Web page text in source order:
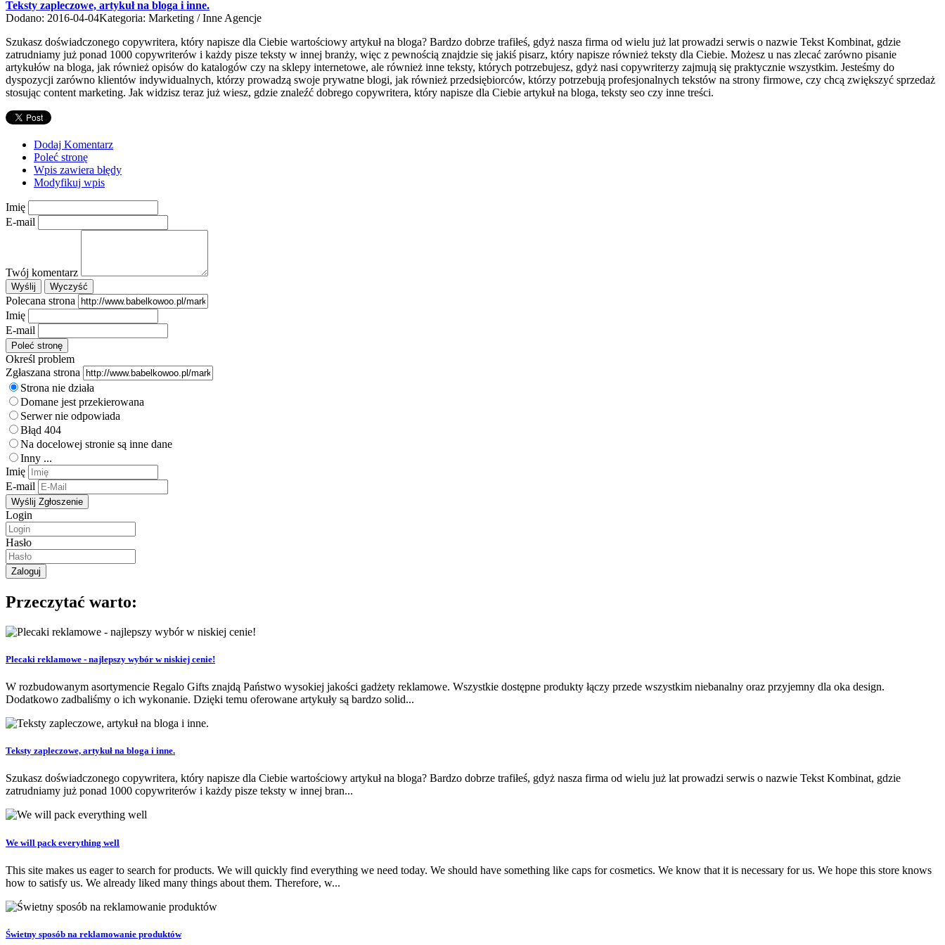
Teksty zapleczowe, artykuł na bloga i inne.
Dodano: 2016-04-04Kategoria: Marketing / Inne Agencje
Szukasz doświadczonego copywritera, który napisze dla Ciebie wartościowy artykuł na bloga? Bardzo dobrze trafiłeś, gdyż nasza firma od wielu już lat prowadzi serwis o nazwie Tekst Kombinat, gdzie
zatrudniamy już ponad 1000 copywriterów i każdy pisze teksty w innej branży, więc z pewnością znajdzie się jakiś pisarz, który napisze również teksty dla Ciebie. Możesz u nas zlecać zarówno pisanie
artykułów na bloga, jak również opisów do katalogów czy na sklepy internetowe, ale również inne teksty, których potrzebujesz, gdyż nasi copywriterzy zajmują się praktycznie wszystkim. Jesteśmy do
dyspozycji zarówno klientów indywidualnych, którzy prowadzą swoje prywatne blogi, jak również przedsiębiorców, którzy potrzebują profesjonalnych tekstów na strony firmowe, czy chcą zwiększyć sprzedaż
stosując content marketing. Jak widzisz teraz już wiesz, gdzie znaleźć dobrego copywritera, który napisze dla Ciebie artykuł na bloga, teksty seo czy inne treści.
Dodaj Komentarz
Poleć stronę
Wpis zawiera błędy
Modyfikuj wpis
Imię
E-mail
Twój komentarz
Polecana strona
Imię
E-mail
Określ problem
Zgłaszana strona
Strona nie działa
Domane jest przekierowana
Serwer nie odpowiada
Błąd 404
Na docelowej stronie są inne dane
Inny ...
Imię
E-mail
Login
Hasło
Przeczytać warto:
Plecaki reklamowe - najlepszy wybór w niskiej cenie!
W rozbudowanym asortymencie Regalo Gifts znajdą Państwo wysokiej jakości gadżety reklamowe. Wszystkie dostępne produkty łączy przede wszystkim niebanalny oraz przyjemny dla oka design.
Dodatkowo zadbaliśmy o ich wykonanie. Dzięki temu oferowane artykuły są bardzo solid...
Teksty zapleczowe, artykuł na bloga i inne.
Szukasz doświadczonego copywritera, który napisze dla Ciebie wartościowy artykuł na bloga? Bardzo dobrze trafiłeś, gdyż nasza firma od wielu już lat prowadzi serwis o nazwie Tekst Kombinat, gdzie
zatrudniamy już ponad 1000 copywriterów i każdy pisze teksty w innej bran...
We will pack everything well
This site makes us eager to search for products. We will quickly find everything we need today. We should have something like caps for cosmetics. We know that it is necessary for us. We hope this store knows
how to satisfy us. We already liked many things about them. Therefore, w...
Świetny sposób na reklamowanie produktów